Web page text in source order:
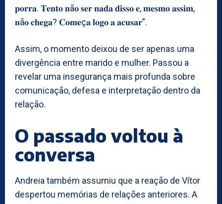
𝐩𝐨𝐫𝐫𝐚. 𝐓𝐞𝐧𝐭𝐨 𝐧ã𝐨 𝐬𝐞𝐫 𝐧𝐚𝐝𝐚 𝐝𝐢𝐬𝐬𝐨 𝐞, 𝐦𝐞𝐬𝐦𝐨 𝐚𝐬𝐬𝐢𝐦,
𝐧ã𝐨 𝐜𝐡𝐞𝐠𝐚? 𝐂𝐨𝐦𝐞ç𝐚 𝐥𝐨𝐠𝐨 𝐚 𝐚𝐜𝐮𝐬𝐚𝐫”.
Assim, o momento deixou de ser apenas uma
divergência entre marido e mulher. Passou a
revelar uma insegurança mais profunda sobre
comunicação, defesa e interpretação dentro da
relação.
O passado voltou à
conversa
Andreia também assumiu que a reação de Vítor
despertou memórias de relações anteriores. A